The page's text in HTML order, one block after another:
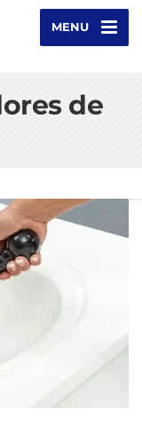
MENU
de